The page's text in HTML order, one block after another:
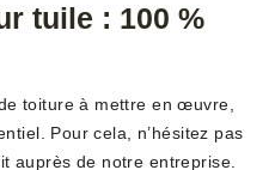
tuile : 100 %
toiture à mettre en œuvre,
Pour cela, n’hésitez pas
auprès de notre entreprise.